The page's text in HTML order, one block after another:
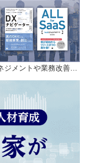
ジメントや業務改善…